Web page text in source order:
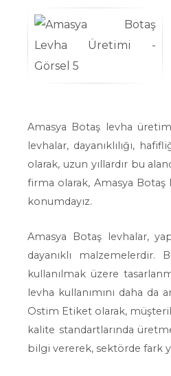
Amasya Botaş levha
levhalar, dayanıklılığı,
olarak, uzun yıllardır bu
firma olarak, Amasya
konumdayız.
Amasya Botaş levhalar,
dayanıklı
kullanılmak üzere
levha kullanımını daha da
Ostim Etiket olarak,
kalite standartlarında
bilgi vererek, sektörde fark